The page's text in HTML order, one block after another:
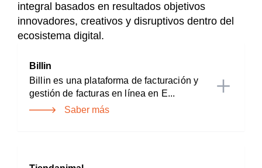
integral basados en resultados objetivos
innovadores, creativos y disruptivos dentro del
ecosistema digital.
Billin
Billin es una plataforma de facturación y
gestión de facturas en línea en E...
Saber más